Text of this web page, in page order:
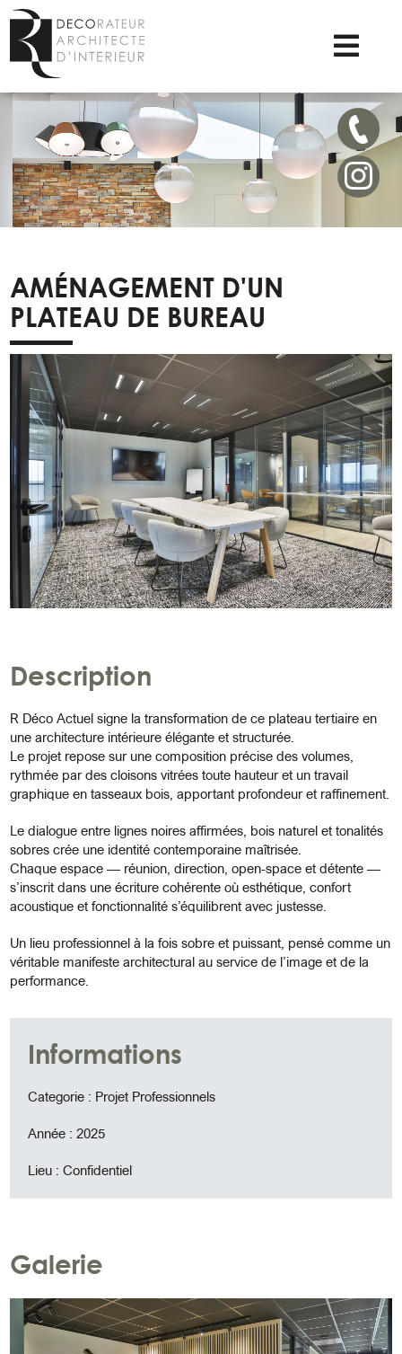
AMÉNAGEMENT D'UN
PLATEAU DE BUREAU
Description
R Déco Actuel signe la transformation de ce plateau tertiaire en
une architecture intérieure élégante et structurée.
Le projet repose sur une composition précise des volumes,
rythmée par des cloisons vitrées toute hauteur et un travail
graphique en tasseaux bois, apportant profondeur et raffinement.
Le dialogue entre lignes noires affirmées, bois naturel et tonalités
sobres crée une identité contemporaine maîtrisée.
Chaque espace — réunion, direction, open-space et détente —
s’inscrit dans une écriture cohérente où esthétique, confort
acoustique et fonctionnalité s’équilibrent avec justesse.
Un lieu professionnel à la fois sobre et puissant, pensé comme un
véritable manifeste architectural au service de l’image et de la
performance.
Informations
Categorie : Projet Professionnels
Année : 2025
Lieu : Confidentiel
Galerie